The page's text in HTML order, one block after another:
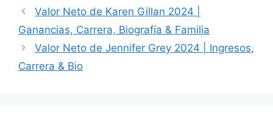
Valor Neto de Karen Gillan 2024 |
Ganancias, Carrera, Biografía & Familia
Valor Neto de Jennifer Grey 2024 | Ingresos,
Carrera & Bio